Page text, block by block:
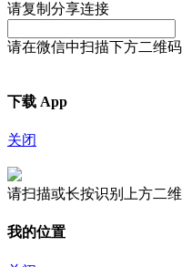
请复制分享连接
请在微信中扫描下方二维码
下载 App
关闭
请扫描或长按识别上方二
我的位置